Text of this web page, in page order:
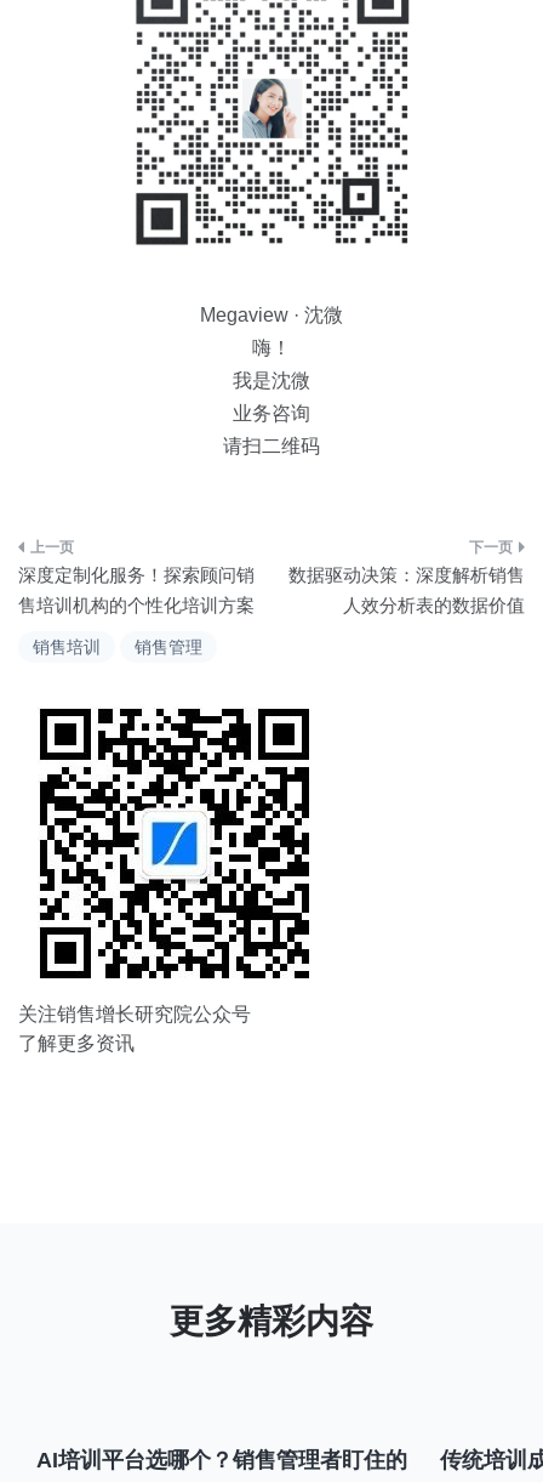
销售培训 销售管理
Megaview · 沈微
嗨！
我是沈微
业务咨询
请扫二维码
文
章
导
深度定制化服务！探索顾问销
售培训机构的个性化培训方案
数据驱动决策：深度解析销售
人效分析表的数据价值
关注销售增长研究院公众号
了解更多资讯
AI培训平台选哪个？销售管理者盯住的
传统培训